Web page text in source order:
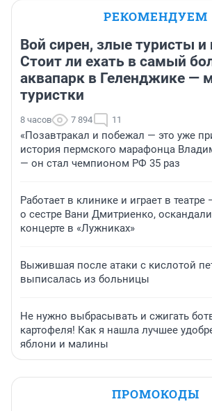
РЕКОМЕНДУЕМ
Вой сирен, злые туристы и
Стоит ли ехать в самый
аквапарк в Геленджике —
туристки
8 часов 7 894 11
«Позавтракал и побежал — это уже
история пермского марафонца
— он стал чемпионом РФ 35 раз
Работает в клинике и играет в театре
о сестре Вани Дмитриенко,
концерте в «Лужниках»
Выжившая после атаки с кислотой
выписалась из больницы
Не нужно выбрасывать и сжигать
картофеля! Как я нашла лучшее
яблони и малины
ПРОМОКОДЫ